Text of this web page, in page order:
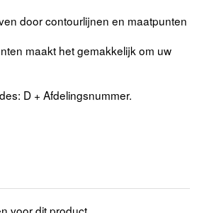
door contourlijnen en maatpunten
maakt het gemakkelijk om uw
D + Afdelingsnummer.